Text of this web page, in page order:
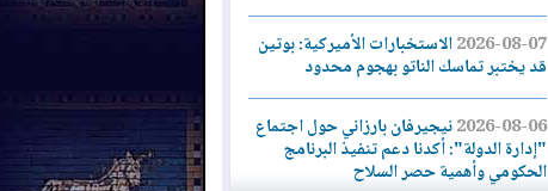
2026-08-07الاستخبارات الأميركية: بوتين
قد يختبر تماسك الناتو بهجوم محدود
2026-08-06نيجيرفان بارزاني حول اجتماع
"إدارة الدولة": أكدنا دعم تنفيذ البرنامج
الحكومي وأهمية حصر السلاح